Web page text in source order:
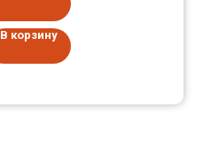
В корзину